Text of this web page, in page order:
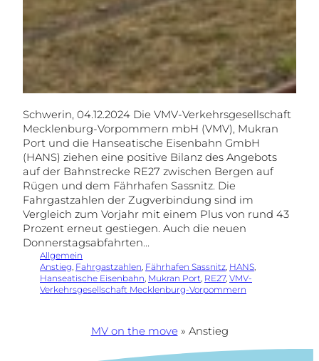
Schwerin, 04.12.2024 Die VMV-Verkehrsgesellschaft
Mecklenburg-Vorpommern mbH (VMV), Mukran
Port und die Hanseatische Eisenbahn GmbH
(HANS) ziehen eine positive Bilanz des Angebots
auf der Bahnstrecke RE27 zwischen Bergen auf
Rügen und dem Fährhafen Sassnitz. Die
Fahrgastzahlen der Zugverbindung sind im
Vergleich zum Vorjahr mit einem Plus von rund 43
Prozent erneut gestiegen. Auch die neuen
Donnerstagsabfahrten…
Allgemein
Anstieg, Fahrgastzahlen, Fährhafen Sassnitz, HANS
Hanseatische Eisenbahn, Mukran Port, RE27, VMV-
Verkehrsgesellschaft Mecklenburg-Vorpommern
MV on the move » Anstieg